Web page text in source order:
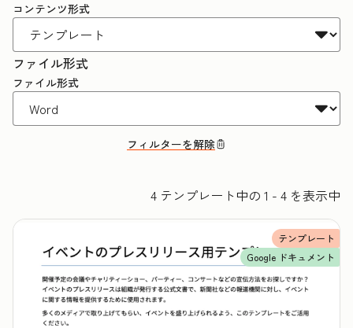
コンテンツ形式
ファイル形式
ファイル形式
フィルターを解除
4 テンプレート中の 1 - 4 を表示中
テンプレート
Google ドキュメント